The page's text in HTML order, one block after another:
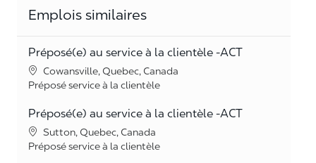
Emplois similaires
Préposé(e) au service à la clientèle -ACT
LieuCowansville, Quebec, Canada
Catégorie
Préposé service à la clientèle
Préposé(e) au service à la clientèle -ACT
LieuSutton, Quebec, Canada
Catégorie
Préposé service à la clientèle